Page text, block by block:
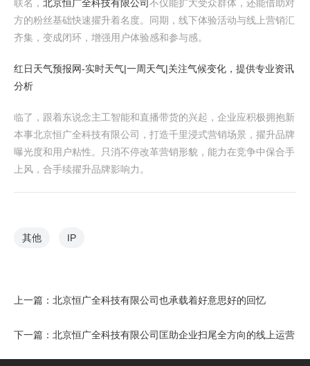
联名， 北京恒广全科技有限公司不仅能扩大受众群体，还能借助对
方的粉丝基础快速擢升着名度。同期，线下体验活动与线上营销汇
齐集，变成闭环，增强用户体验感和参与感。
红日天气预报网-实时天气|一周天气|关注气候变化，提供专业资讯
分析
临了，跟着东说念主工智能和直播带货的兴起，企业应积极拥抱新
本事北京恒广全科技有限公司，打造千里浸式营销场景，擢升品牌
曝光度和用户粘性。只消不停改革营销形貌，能力在竞争中保合手
上风，合手续擢升品牌影响力。
其他 IP
上一篇： 北京恒广全科技有限公司也承载着好意思好的回忆
下一篇： 北京恒广全科技有限公司匡助企业扫尾全方向的线上运营